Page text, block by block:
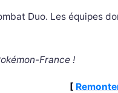
Duo. Les équipes
France !
[